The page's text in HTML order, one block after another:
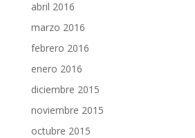
abril 2016
marzo 2016
febrero 2016
enero 2016
diciembre 2015
noviembre 2015
octubre 2015